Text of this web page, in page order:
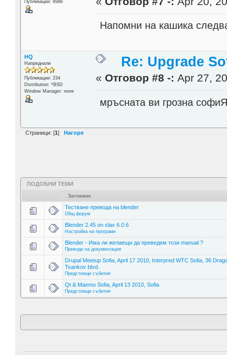
Публикации: 6986
Напомни на кашика
HQ
Напреднали
Публикации: 234
Distribution: *BSD
Window Manager: none
Re: Upgrade
« Отговор #8 -: Apr 27,
мръсната ви грозна
Страници: [1] Нагоре
ПОДОБНИ ТЕМИ
Заглавие
Тестване превода на blender
Общ форум
Blender 2.45 on slax 6.0.6
Настройка на програми
Blender - Има ли желаещи да преведем този manual ?
Преводи на документация
Drupal Meetup Sofia, April 17 2010, Interpred WTC Sofia, 36
Tsankov blvd.
Предстоящи събития
Qt & Maemo Sofia, April 13 2010, Sofia
Предстоящи събития